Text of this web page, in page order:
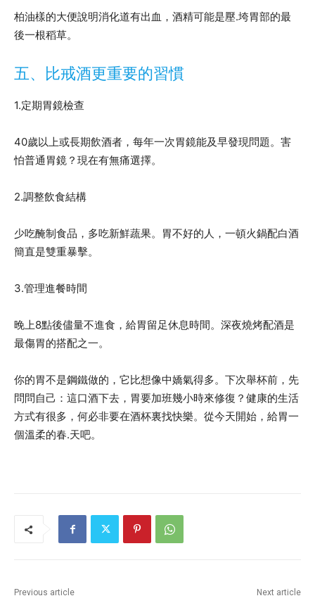
柏油樣的大便說明消化道有出血，酒精可能是壓.垮胃部的最
後一根稻草。
五、比戒酒更重要的習慣
1.定期胃鏡檢查
40歲以上或長期飲酒者，每年一次胃鏡能及早發現問題。害
怕普通胃鏡？現在有無痛選擇。
2.調整飲食結構
少吃醃制食品，多吃新鮮蔬果。胃不好的人，一頓火鍋配白酒
簡直是雙重暴擊。
3.管理進餐時間
晚上8點後儘量不進食，給胃留足休息時間。深夜燒烤配酒是
最傷胃的搭配之一。
你的胃不是鋼鐵做的，它比想像中嬌氣得多。下次舉杯前，先
問問自己：這口酒下去，胃要加班幾小時來修復？健康的生活
方式有很多，何必非要在酒杯裏找快樂。從今天開始，給胃一
個溫柔的春.天吧。
Previous article Next article